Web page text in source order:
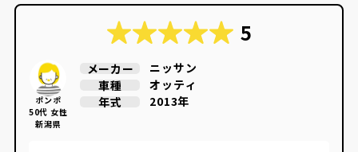
5
ポンポ
50代 女性
新潟県
メーカー
ニッサン
車種
オッティ
年式
2013年